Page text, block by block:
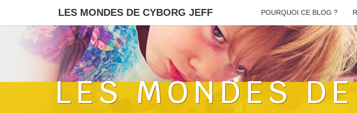
LES MONDES DE CYBORG JEFF POURQUOI CE BLOG ?
LES MONDES